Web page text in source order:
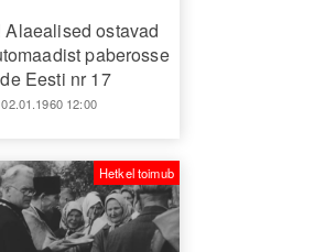
Alaealised ostavad
paberosse
Eesti nr 17
02.01.1960 12:00
Hetkel toimub